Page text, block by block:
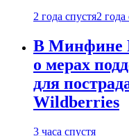
2 года спустя2 года
В Минфине
о мерах
для
Wildberries
3 часа спустя